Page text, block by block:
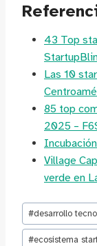
43 Top
Las 10
85 top
2025 –
Village
verde en
Etiquetas
de
la
#desarrollo
#ecosistema